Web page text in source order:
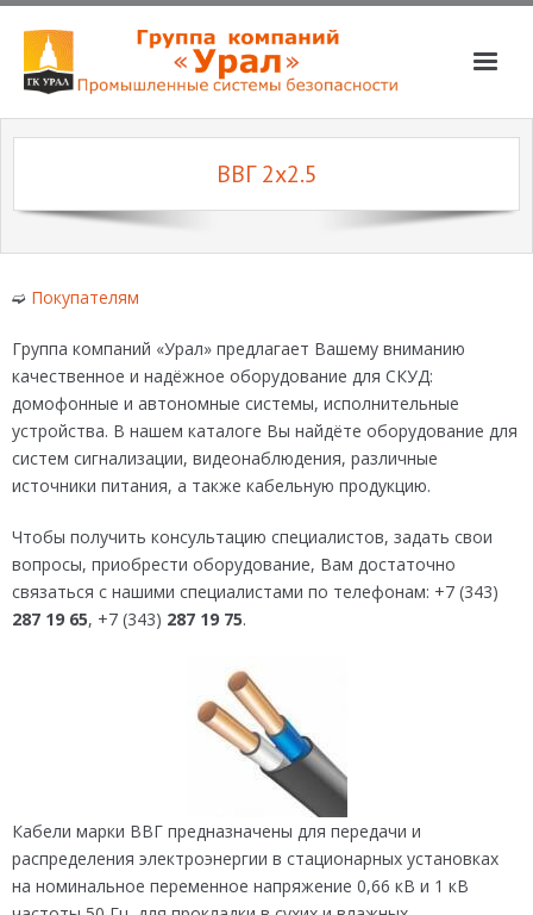
О компании
📞📧
ВВГ 2х2.5
➫ Покупателям
Группа компаний «Урал» предлагает Вашему вниманию
качественное и надёжное оборудование для СКУД:
домофонные и автономные системы, исполнительные
устройства. В нашем каталоге Вы найдёте оборудование для
систем сигнализации, видеонаблюдения, различные
источники питания, а также кабельную продукцию.
Чтобы получить консультацию специалистов, задать свои
вопросы, приобрести оборудование, Вам достаточно
связаться с нашими специалистами по телефонам: +7 (343)
287 19 65, +7 (343) 287 19 75.
Кабели марки ВВГ предназначены для передачи и
распределения электроэнергии в стационарных установках
на номинальное переменное напряжение 0,66 кВ и 1 кВ